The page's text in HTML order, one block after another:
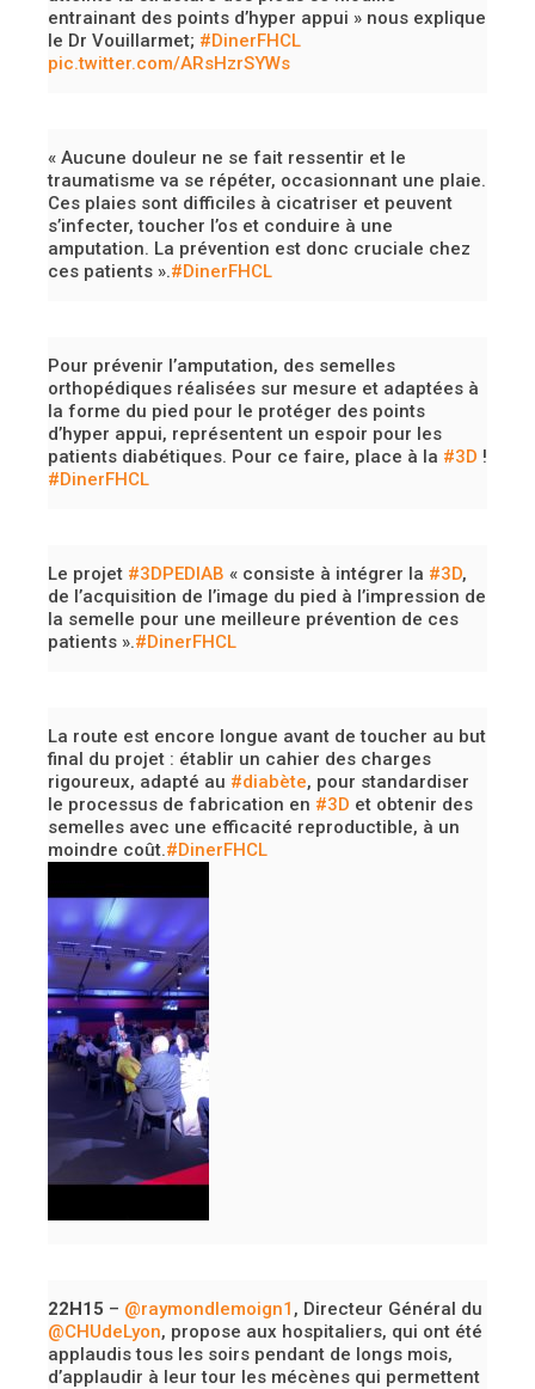
entrainant des points d’hyper appui » nous explique
le Dr Vouillarmet; #DinerFHCL
pic.twitter.com/ARsHzrSYWs
« Aucune douleur ne se fait ressentir et le
traumatisme va se répéter, occasionnant une plaie.
Ces plaies sont difficiles à cicatriser et peuvent
s’infecter, toucher l’os et conduire à une
amputation. La prévention est donc cruciale chez
ces patients ».#DinerFHCL
Pour prévenir l’amputation, des semelles
orthopédiques réalisées sur mesure et adaptées à
la forme du pied pour le protéger des points
d’hyper appui, représentent un espoir pour les
patients diabétiques. Pour ce faire, place à la #3D !
#DinerFHCL
Le projet #3DPEDIAB « consiste à intégrer la #3D,
de l’acquisition de l’image du pied à l’impression de
la semelle pour une meilleure prévention de ces
patients ».#DinerFHCL
La route est encore longue avant de toucher au but
final du projet : établir un cahier des charges
rigoureux, adapté au #diabète, pour standardiser
le processus de fabrication en #3D et obtenir des
semelles avec une efficacité reproductible, à un
moindre coût.#DinerFHCL
22H15 – @raymondlemoign1 , Directeur Général du
@CHUdeLyon, propose aux hospitaliers, qui ont été
applaudis tous les soirs pendant de longs mois,
d’applaudir à leur tour les mécènes qui permettent